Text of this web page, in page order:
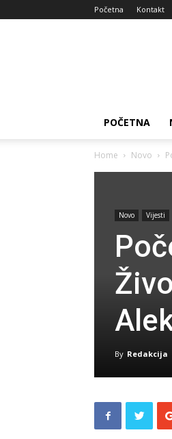
Početna Kontakt
POČETNA
Home Novo
Novo Vijesti
By Redakcija